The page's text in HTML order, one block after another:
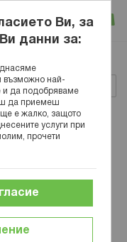
Вход
E F G
Q R S
Ви, за
данни за:
възможно най-
и да подобряваме
да приемеш
ще е жалко, защото
услуги при
прочети